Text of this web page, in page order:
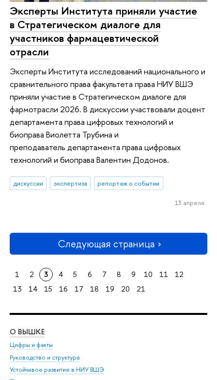
Эксперты Института приняли участие
в Стратегическом диалоге для
участников фармацевтической
отрасли
Эксперты Института исследований национального и
сравнительного права факультета права НИУ ВШЭ
приняли участие в Стратегическом диалоге для
фармотрасли 2026. В дискуссии участвовали доцент
департамента права цифровых технологий и
биоправа Виолетта Трубина и
преподаватель департамента права цифровых
технологий и биоправа Валентин Додонов.
дискуссии экспертиза репортаж о событии
13 апреля
Следующая страница
1 2 3 4 5 6 7 8 9 10 11
12
13
14 15 16 17 18 19 20 21
О ВЫШКЕ
Цифры и факты
Руководство и структура
Устойчивое развитие в НИУ ВШЭ